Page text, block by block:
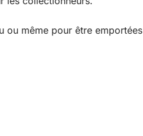
ou même pour être emportées